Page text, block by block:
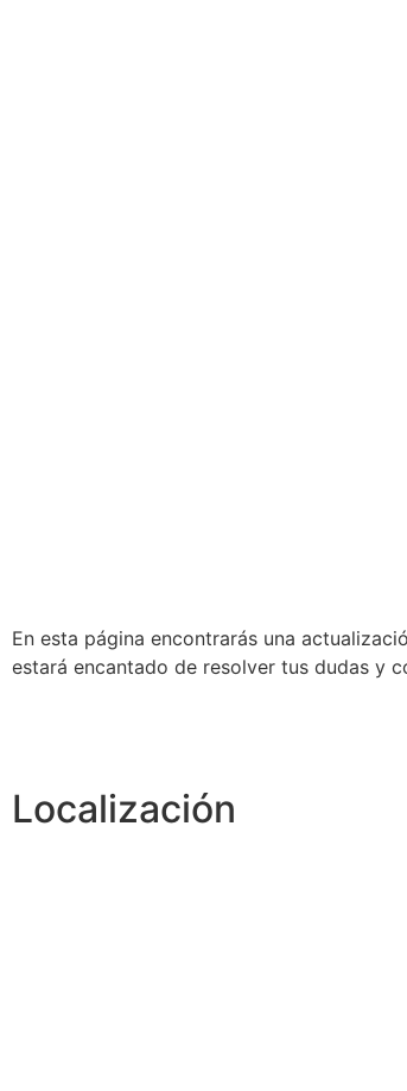
En esta página encontrarás una
estará encantado de resolver tus dudas y
Localización